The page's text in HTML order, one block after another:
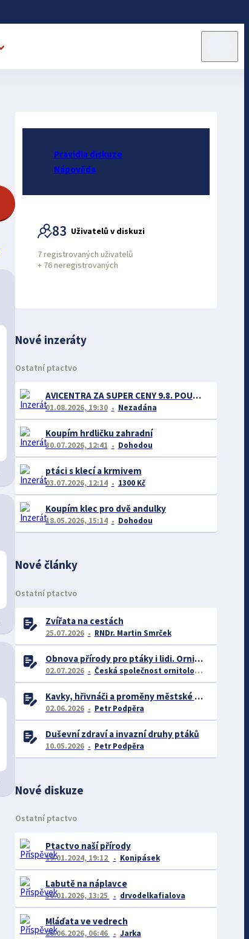
Pravidla diskuze
Nápověda
83 Uživatelů v diskuzi
7 registrovaných uživatelů
+ 76 neregistrovaných
Nové inzeráty
Ostatní ptactvo
AVICENTRA ZA SUPER CENY 9.8. POUZE V PŘEROVĚ.9.8.
01.08.2026, 19:30 Nezadána
Koupím hrdličku zahradní
30.07.2026, 12:41 Dohodou
ptáci s klecí a krmivem
03.07.2026, 12:14 1300 Kč
Koupím klec pro dvě andulky
18.05.2026, 15:14 Dohodou
Nové články
Ostatní ptactvo
Zvířata na cestách
25.07.2026 RNDr. Martin Smrček
Obnova přírody pro ptáky i lidi. Ornitologové zahájili důležitý projekt pro rozvoj Střimické výsypky
02.07.2026 Česká společnost ornitologická (ČSO)
Kavky, hřivnáči a proměny městské přírody
02.06.2026 Petr Podpěra
Duševní zdraví a invazní druhy ptáků
10.05.2026 Petr Podpěra
Nové diskuze
Ostatní ptactvo
Ptactvo naší přírody
19.01.2024, 19:12 Konipásek
Labutě na náplavce
30.01.2026, 13:25 drvodelkafialova
Mláďata ve vedrech
28.06.2026, 06:46 Jarka